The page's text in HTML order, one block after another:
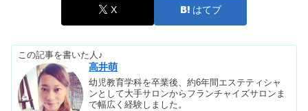
EMSで効果絶大&お腹周りのおすすめ
サマンサタバサ年齢層は何歳向け？や
ばい&ダサい評判の意味は？
X はてブ
この記事を書いた人♪
高井萌
幼児教育学科を卒業後、約6年間エステティシャ
ンとして大手サロンからフランチャイズサロンま
で幅広く経験しました。